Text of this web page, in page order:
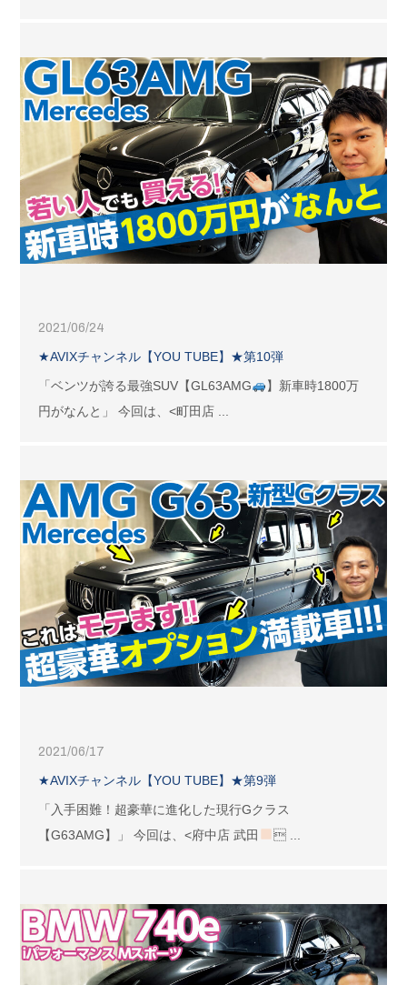
2021/06/24
★AVIXチャンネル【YOU TUBE】★第10弾
「ベンツが誇る最強SUV【GL63AMG
】新車時1800万
円がなんと」 今回は、<町田店 ...
2021/06/17
★AVIXチャンネル【YOU TUBE】★第9弾
「入手困難！超豪華に進化した現行Gクラス
【G63AMG】」 今回は、<府中店 武田
 ...